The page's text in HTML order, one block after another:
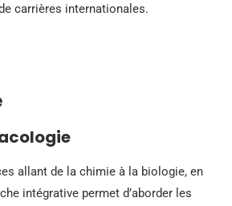
carrières internationales.
allant de la chimie à la biologie, en
intégrative permet d’aborder les